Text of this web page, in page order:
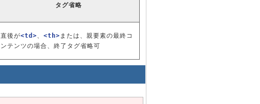
タグ省略
直後が<td> <th> または、親要素の最終コ
ンテンツの場合、終了タグ省略可